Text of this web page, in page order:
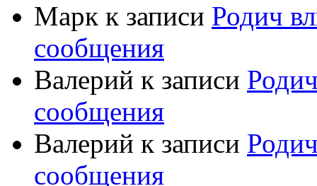
Марк к записи Родич
сообщения
Валерий к записи
сообщения
Валерий к записи
сообщения